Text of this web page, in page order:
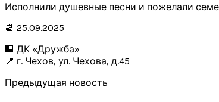
Исполнили душевные песни и пожелали
📆 25.09.2025
🏢 ДК «Дружба»
📍 г. Чехов, ул. Чехова, д.45
Предыдущая новость